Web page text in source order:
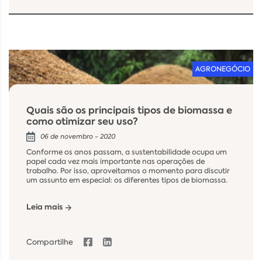
AGRONEGÓCIO
Quais são os principais tipos de biomassa e
como otimizar seu uso?
06 de novembro - 2020
Conforme os anos passam, a sustentabilidade ocupa um
papel cada vez mais importante nas operações de
trabalho. Por isso, aproveitamos o momento para discutir
um assunto em especial: os diferentes tipos de biomassa.
Leia mais
Compartilhe